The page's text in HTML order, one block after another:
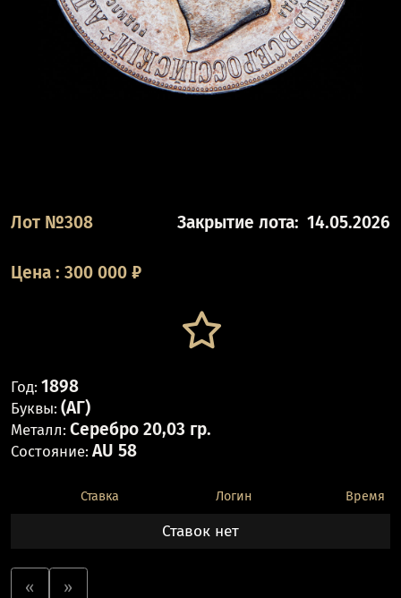
Лот №308 Закрытие лота: 14.05.2026
Цена : 300 000 ₽
Год: 1898
Буквы: (АГ)
Металл: Серебро 20,03 гр.
Состояние: AU 58
Ставка Логин Время
Ставок нет
« »